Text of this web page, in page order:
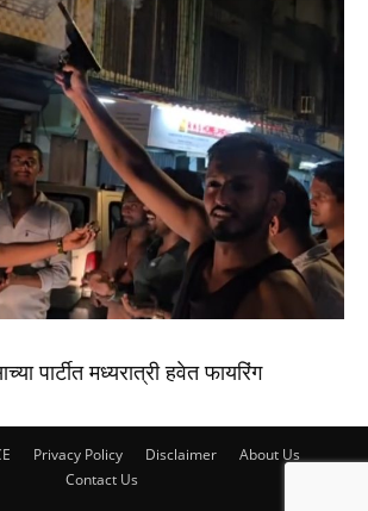
पार्टीत मध्यरात्री हवेत फायरिंग
Privacy Policy Disclaimer
About Us
Contact Us